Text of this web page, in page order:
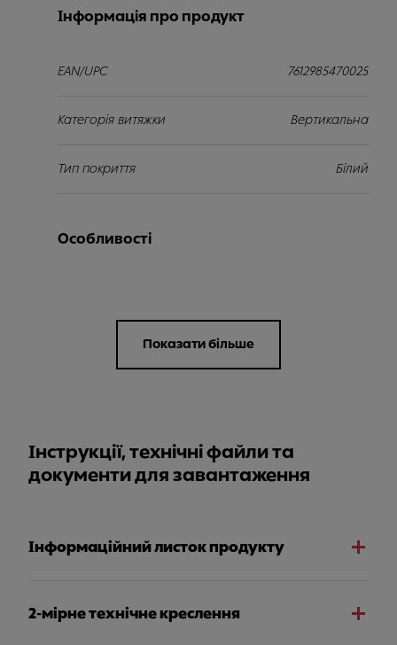
Інформація про продукт
EAN/UPC 7612985470025
Категорія витяжки Вертикальна
Тип покриття Білий
Особливості
Показати більше
Інструкції, технічні файли та
документи для завантаження
Інформаційний листок продукту
2-мірне технічне креслення